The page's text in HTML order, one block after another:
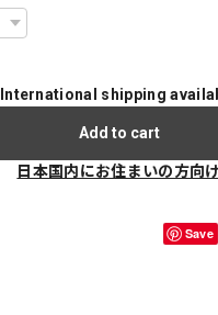
International shipping
Add to cart
日本国内にお住まいの方向け
Save